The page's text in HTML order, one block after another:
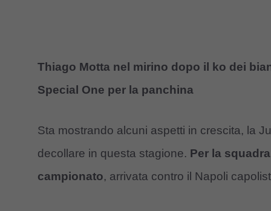
Thiago Motta nel mirino dopo il ko dei
Special One per la panchina
Sta mostrando alcuni aspetti in crescita, la
decollare in questa stagione. Per la
campionato, arrivata contro il Napoli